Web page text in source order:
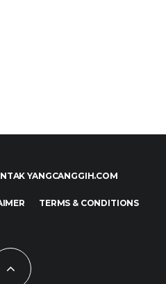
YANGCANGGIH.COM
TERMS & CONDITIONS